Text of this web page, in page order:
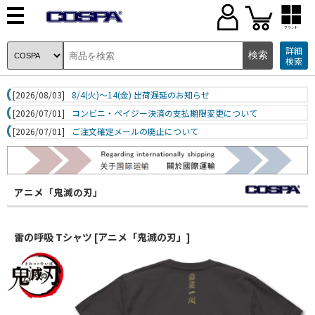
ブランド
詳細
検索
[2026/08/03]
8/4(火)～14(金) 出荷遅延のお知らせ
[2026/07/01]
コンビニ・ペイジー決済の支払期限変更について
[2026/07/01]
ご注文確定メールの廃止について
アニメ「鬼滅の刃」
雷の呼吸 Tシャツ [アニメ「鬼滅の刃」]